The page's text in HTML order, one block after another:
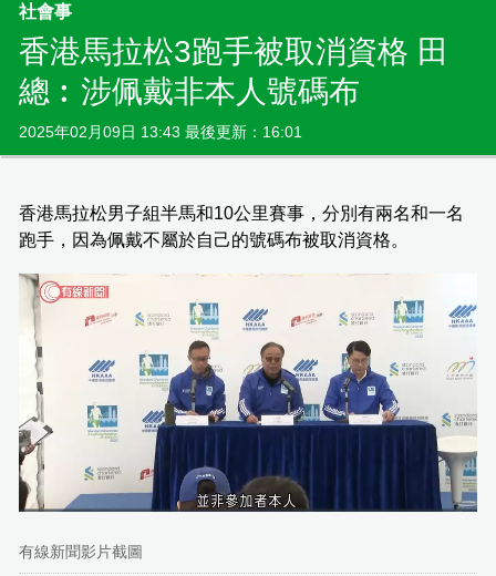
社會事
香港馬拉松3跑手被取消資格 田
總︰涉佩戴非本人號碼布
2025年02月09日 13:43 最後更新：16:01
香港馬拉松男子組半馬和10公里賽事，分別有兩名和一名
跑手，因為佩戴不屬於自己的號碼布被取消資格。
有線新聞影片截圖